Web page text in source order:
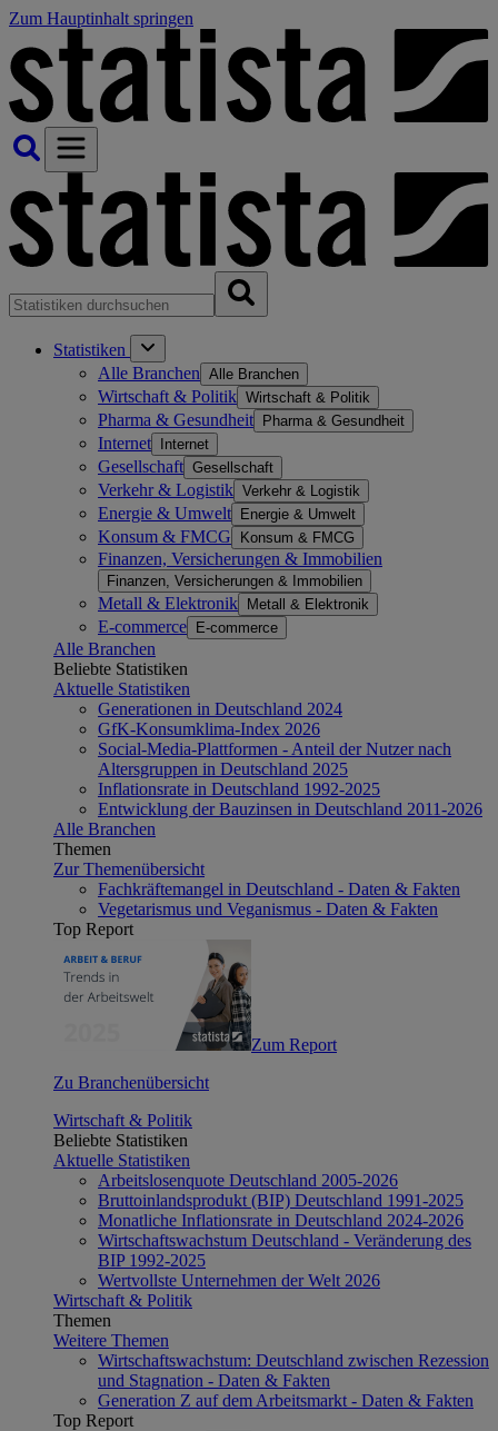
Zum Hauptinhalt springen
Statistiken
Alle Branchen Alle Branchen
Wirtschaft & Politik Wirtschaft & Politik
Pharma & Gesundheit Pharma & Gesundheit
Internet Internet
Gesellschaft Gesellschaft
Verkehr & Logistik Verkehr & Logistik
Energie & Umwelt Energie & Umwelt
Konsum & FMCG Konsum & FMCG
Finanzen, Versicherungen & Immobilien
Finanzen, Versicherungen & Immobilien
Metall & Elektronik Metall & Elektronik
E-commerce E-commerce
Alle Branchen
Beliebte Statistiken
Aktuelle Statistiken
Generationen in Deutschland 2024
GfK-Konsumklima-Index 2026
Social-Media-Plattformen - Anteil der Nutzer nach
Altersgruppen in Deutschland 2025
Inflationsrate in Deutschland 1992-2025
Entwicklung der Bauzinsen in Deutschland 2011-2026
Alle Branchen
Themen
Zur Themenübersicht
Fachkräftemangel in Deutschland - Daten & Fakten
Vegetarismus und Veganismus - Daten & Fakten
Top Report
Zum Report
Zu Branchenübersicht
Wirtschaft & Politik
Beliebte Statistiken
Aktuelle Statistiken
Arbeitslosenquote Deutschland 2005-2026
Bruttoinlandsprodukt (BIP) Deutschland 1991-2025
Monatliche Inflationsrate in Deutschland 2024-2026
Wirtschaftswachstum Deutschland - Veränderung des
BIP 1992-2025
Wertvollste Unternehmen der Welt 2026
Wirtschaft & Politik
Themen
Weitere Themen
Wirtschaftswachstum: Deutschland zwischen Rezession
und Stagnation - Daten & Fakten
Generation Z auf dem Arbeitsmarkt - Daten & Fakten
Top Report